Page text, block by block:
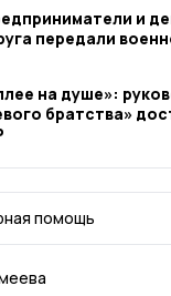
и
передали
на душе»:
братства»
помощь